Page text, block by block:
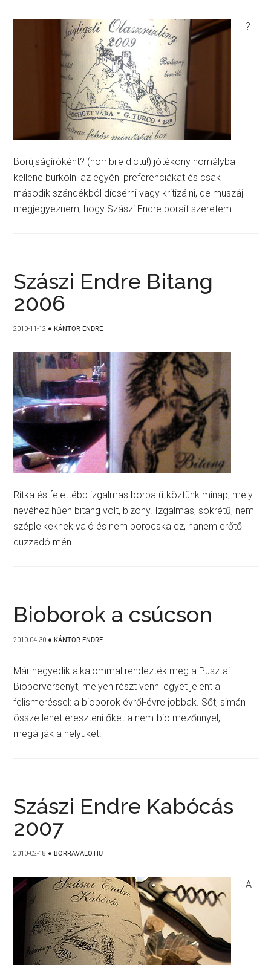
?
Borújságíróként? (horribile dictu!) jótékony homályba
kellene burkolni az egyéni preferenciákat és csak
második szándékból dícsérni vagy kritizálni, de muszáj
megjegyeznem, hogy Szászi Endre borait szeretem.
Szászi Endre Bitang
2006
2010-11-12 ● KÁNTOR ENDRE
Ritka és felettébb izgalmas borba ütköztünk minap, mely
nevéhez hűen bitang volt, bizony. Izgalmas, sokrétű, nem
széplelkeknek való és nem borocska ez, hanem erőtől
duzzadó mén.
Bioborok a csúcson
2010-04-30 ● KÁNTOR ENDRE
Már negyedik alkalommal rendezték meg a Pusztai
Bioborversenyt, melyen részt venni egyet jelent a
felismeréssel: a bioborok évről-évre jobbak. Sőt, simán
össze lehet ereszteni őket a nem-bio mezőnnyel,
megállják a helyüket.
Szászi Endre Kabócás
2007
2010-02-18 ● BORRAVALO.HU
A